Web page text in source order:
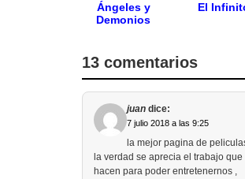
Ángeles y
Demonios
El
13 comentarios
juan dice:
7 julio 2018 a las 9:25
la mejor pagina de
la verdad se aprecia el trabajo que
hacen para poder entretenernos ,